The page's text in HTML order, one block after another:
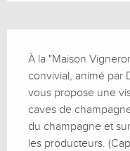
À la "Maison
convivial, animé par
vous propose une
caves de
du champagne et
les producteurs.